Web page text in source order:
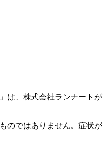
は、株式会社ランナートが
のではありません。症状が